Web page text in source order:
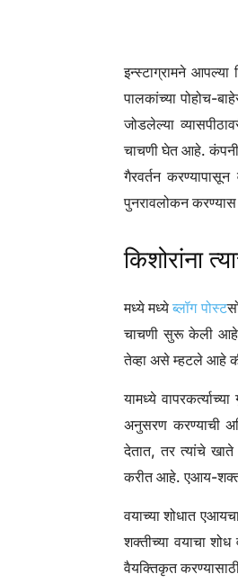
इन्स्टाग्रामने
पालकांच्या पोहोच-
जोडलेल्या
चाचणी घेत आहे.
गैरवर्तन करण्यापासून
पुनरावलोकन
किशोरांना
मध्ये मध्येब्लॉग पोस्ट
चाचणी सुरू केली आहे.
तेव्हा असे म्हटले आहे
यामध्ये
अनुसरण करण्याची
देतात, तर त्यांचे
करीत आहे. एआय-
वयाच्या शोधात
शक्तीच्या वयाचा
वैयक्तिकृत